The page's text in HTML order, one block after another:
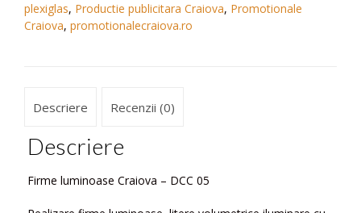
plexiglas, Productie publicitara Craiova, Promotionale
Craiova, promotionalecraiova.ro
Descriere Recenzii (0)
Descriere
Firme luminoase Craiova – DCC 05